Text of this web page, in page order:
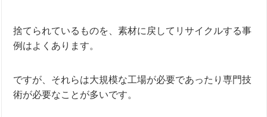
捨てられているものを、素材に戻してリサイクルする事
例はよくあります。
ですが、それらは大規模な工場が必要であったり専門技
術が必要なことが多いです。